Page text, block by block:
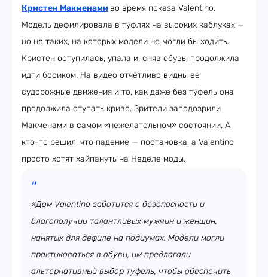
Кристен Макменами во время показа Valentino.
Модель дефилировала в туфлях на высоких каблуках —
но не таких, на которых модели не могли бы ходить.
Кристен оступилась, упала и, сняв обувь, продолжила
идти босиком. На видео отчётливо видны её
судорожные движения и то, как даже без туфель она
продолжила ступать криво. Зрители заподозрили
Макменами в самом «нежелательном» состоянии. А
кто-то решил, что падение — постановка, а Valentino
просто хотят хайпануть на Неделе моды.
«Дом Valentino заботится о безопасности и
благополучии талантливых мужчин и женщин,
нанятых для дефиле на подиумах. Модели могли
практиковаться в обуви, им предлагали
альтернативный выбор туфель, чтобы обеспечить